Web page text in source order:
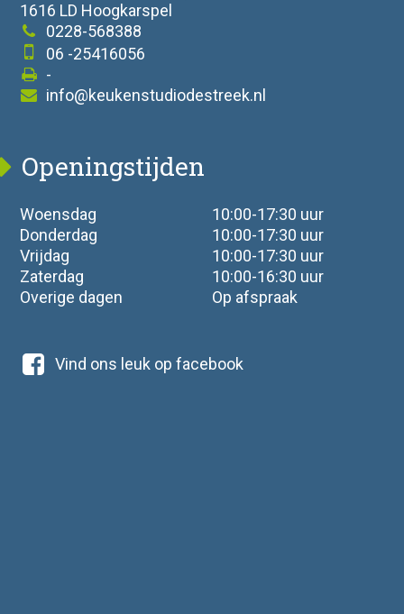
1616 LD Hoogkarspel
0228-568388
06 -25416056
-
info@keukenstudiodestreek.nl
Openingstijden
Woensdag
10:00-17:30 uur
Donderdag
10:00-17:30 uur
Vrijdag
10:00-17:30 uur
Zaterdag
10:00-16:30 uur
Overige dagen
Op afspraak
Vind ons leuk op facebook